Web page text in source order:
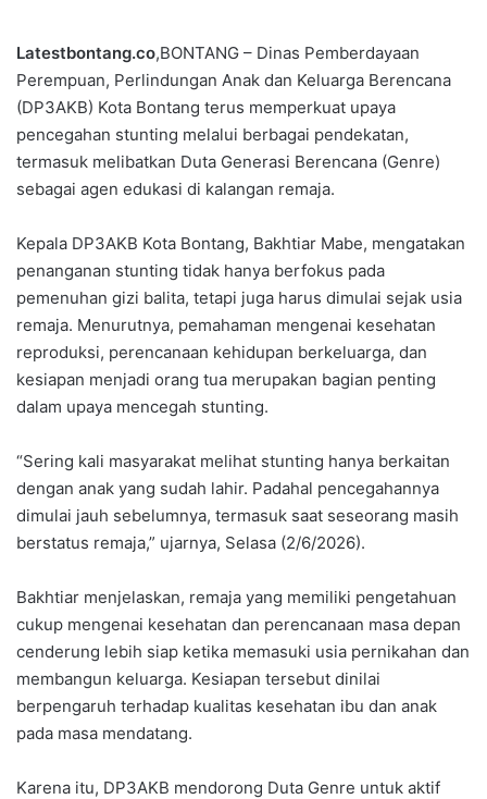
Latestbontang.co,BONTANG – Dinas Pemberdayaan
Perempuan, Perlindungan Anak dan Keluarga Berencana
(DP3AKB) Kota Bontang terus memperkuat upaya
pencegahan stunting melalui berbagai pendekatan,
termasuk melibatkan Duta Generasi Berencana (Genre)
sebagai agen edukasi di kalangan remaja.
Kepala DP3AKB Kota Bontang, Bakhtiar Mabe, mengatakan
penanganan stunting tidak hanya berfokus pada
pemenuhan gizi balita, tetapi juga harus dimulai sejak usia
remaja. Menurutnya, pemahaman mengenai kesehatan
reproduksi, perencanaan kehidupan berkeluarga, dan
kesiapan menjadi orang tua merupakan bagian penting
dalam upaya mencegah stunting.
“Sering kali masyarakat melihat stunting hanya berkaitan
dengan anak yang sudah lahir. Padahal pencegahannya
dimulai jauh sebelumnya, termasuk saat seseorang masih
berstatus remaja,” ujarnya, Selasa (2/6/2026).
Bakhtiar menjelaskan, remaja yang memiliki pengetahuan
cukup mengenai kesehatan dan perencanaan masa depan
cenderung lebih siap ketika memasuki usia pernikahan dan
membangun keluarga. Kesiapan tersebut dinilai
berpengaruh terhadap kualitas kesehatan ibu dan anak
pada masa mendatang.
Karena itu, DP3AKB mendorong Duta Genre untuk aktif